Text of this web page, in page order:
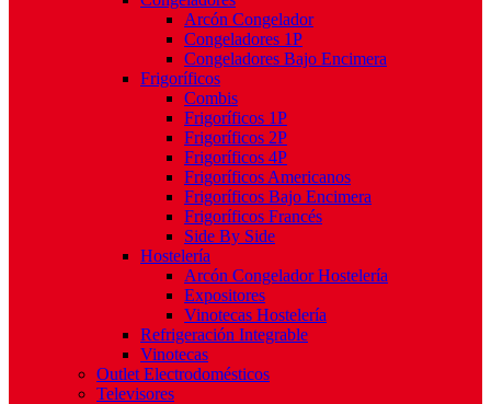
Arcón Congelador
Congeladores 1P
Congeladores Bajo Encimera
Frigoríficos
Combis
Frigoríficos 1P
Frigoríficos 2P
Frigoríficos 4P
Frigoríficos Americanos
Frigoríficos Bajo Encimera
Frigoríficos Francés
Side By Side
Hostelería
Arcón Congelador Hostelería
Expositores
Vinotecas Hostelería
Refrigeración Integrable
Vinotecas
Outlet Electrodomésticos
Televisores